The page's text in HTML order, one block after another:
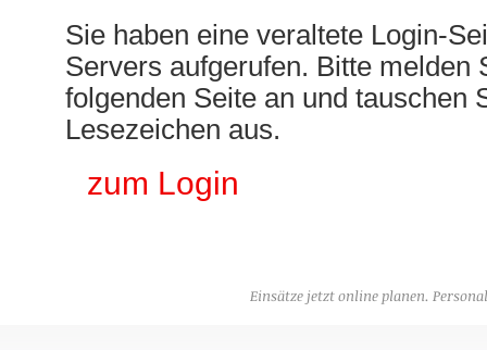
Sie haben eine veraltete Login-
Servers aufgerufen. Bitte melden
folgenden Seite an und tauschen
Lesezeichen aus.
zum Login
Einsätze jetzt online planen.